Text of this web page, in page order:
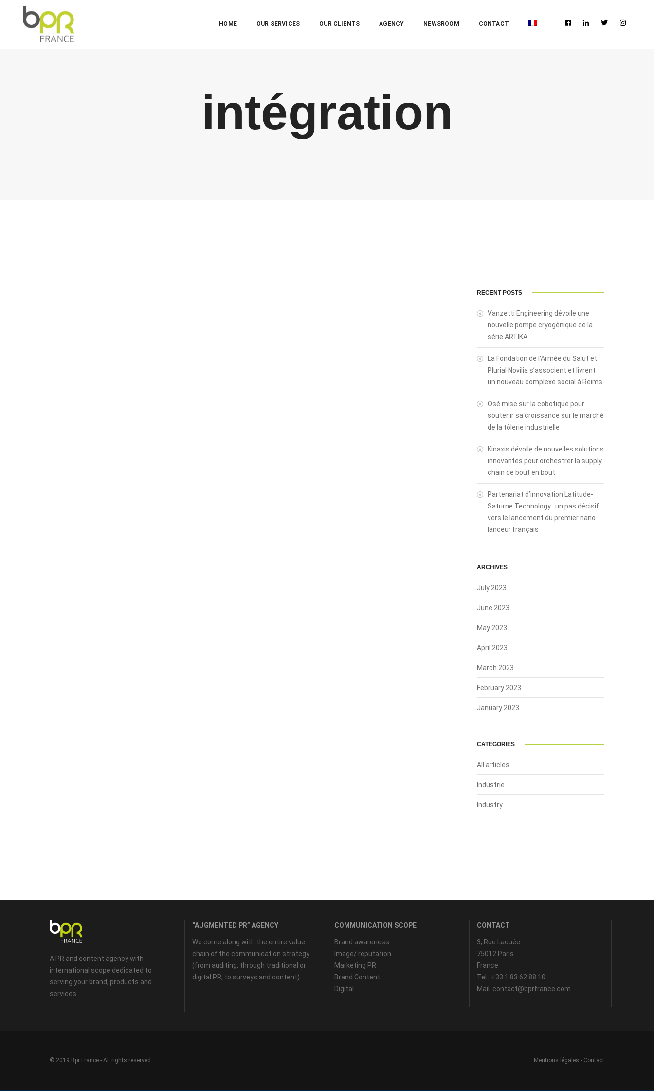
HOME OUR SERVICES OUR CLIENTS AGENCY NEWSROOM CONTACT
intégration
RECENT POSTS
Vanzetti Engineering dévoile une
nouvelle pompe cryogénique de la
série ARTIKA
La Fondation de l’Armée du Salut et
Plurial Novilia s’associent et livrent
un nouveau complexe social à Reims
Osé mise sur la cobotique pour
soutenir sa croissance sur le marché
de la tôlerie industrielle
Kinaxis dévoile de nouvelles solutions
innovantes pour orchestrer la supply
chain de bout en bout
Partenariat d’innovation Latitude-
Saturne Technology : un pas décisif
vers le lancement du premier nano
lanceur français
ARCHIVES
July 2023
June 2023
May 2023
April 2023
March 2023
February 2023
January 2023
CATEGORIES
All articles
Industrie
Industry
A PR and content agency with
international scope dedicated to
serving your brand, products and
services...
“AUGMENTED PR” AGENCY
We come along with the entire value
chain of the communication strategy
(from auditing, through traditional or
digital PR, to surveys and content).
COMMUNICATION SCOPE
Brand awareness
Image/ reputation
Marketing PR
Brand Content
Digital
CONTACT
3, Rue Lacuée
75012 Paris
France
Tel : +33 1 83 62 88 10
Mail: contact@bprfrance.com
© 2019 Bpr France - All rights reserved Mentions légales - Contact